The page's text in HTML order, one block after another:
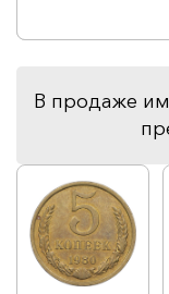
В продаже